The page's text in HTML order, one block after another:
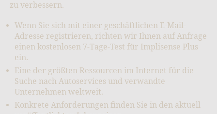
zu verbessern.
Wenn Sie sich mit einer geschäftlichen E-Mail-
Adresse registrieren, richten wir Ihnen auf Anfrage
einen kostenlosen 7-Tage-Test für Implisense Plus
ein.
Eine der größten Ressourcen im Internet für die
Suche nach Autoservices und verwandte
Unternehmen weltweit.
Konkrete Anforderungen finden Sie in den aktuell